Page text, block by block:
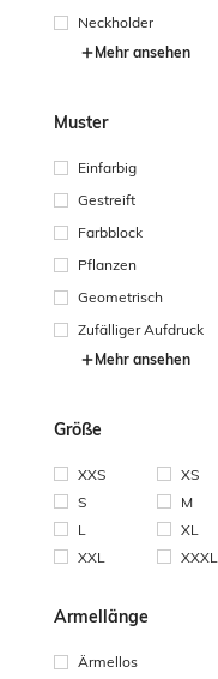
Neckholder
Mehr ansehen
Muster
Einfarbig
Gestreift
Farbblock
Pflanzen
Geometrisch
Zufälliger Aufdruck
Mehr ansehen
Größe
XXS
XS
S
M
L
XL
XXL
XXXL
Ärmellänge
Ärmellos